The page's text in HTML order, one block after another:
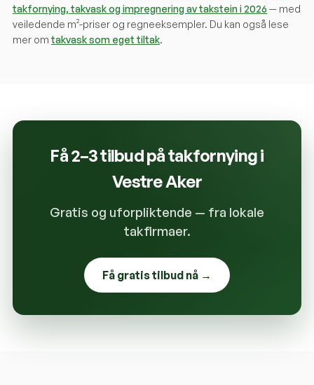
takfornying, takvask og impregnering av takstein i 2026 — med
veiledende m²-priser og regneeksempler. Du kan også lese
mer om takvask som eget tiltak.
Få 2–3 tilbud på takfornying i
Vestre Aker
Gratis og uforpliktende — fra lokale
takfirmaer.
Få gratis tilbud nå →